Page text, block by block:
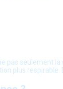
seulement
plus respirable.